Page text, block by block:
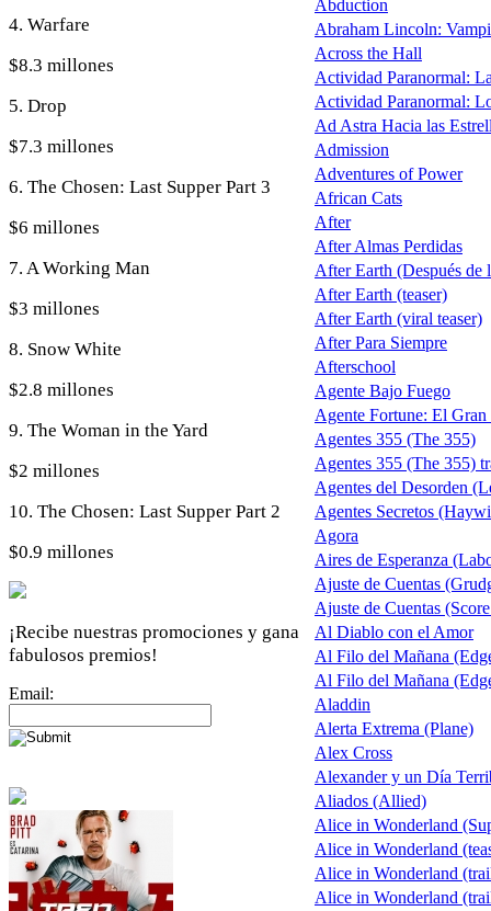
4. Warfare
$8.3 millones
5. Drop
$7.3 millones
6. The Chosen: Last Supper Part 3
$6 millones
7. A Working Man
$3 millones
8. Snow White
$2.8 millones
9. The Woman in the Yard
$2 millones
10. The Chosen: Last Supper Part 2
$0.9 millones
¡Recibe nuestras promociones y gana
fabulosos premios!
Email:
Abduction
Abraham Lincoln:
Across the Hall
Actividad Paranormal:
Actividad Paranormal:
Ad Astra Hacia las
Admission
Adventures of Power
African Cats
After
After Almas Perdidas
After Earth (Después de
After Earth (teaser)
After Earth (viral teaser)
After Para Siempre
Afterschool
Agente Bajo Fuego
Agente Fortune: El Gran
Agentes 355 (The 355)
Agentes 355 (The 355)
Agentes del Desorden
Agentes Secretos
Agora
Aires de Esperanza
Ajuste de Cuentas
Ajuste de Cuentas
Al Diablo con el Amor
Al Filo del Mañana
Al Filo del Mañana
Aladdin
Alerta Extrema (Plane)
Alex Cross
Alexander y un Día
Aliados (Allied)
Alice in Wonderland
Alice in Wonderland
Alice in Wonderland
Alice in Wonderland